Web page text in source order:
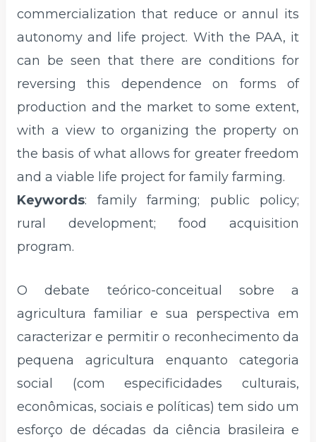
commercialization that reduce or annul its
autonomy and life project. With the PAA, it
can be seen that there are conditions for
reversing this dependence on forms of
production and the market to some extent,
with a view to organizing the property on
the basis of what allows for greater freedom
and a viable life project for family farming.
Keywords: family farming; public policy;
rural development; food acquisition
program.
O debate teórico-conceitual sobre a
agricultura familiar e sua perspectiva em
caracterizar e permitir o reconhecimento da
pequena agricultura enquanto categoria
social (com especificidades culturais,
econômicas, sociais e políticas) tem sido um
esforço de décadas da ciência brasileira e